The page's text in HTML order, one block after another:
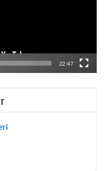
22:47